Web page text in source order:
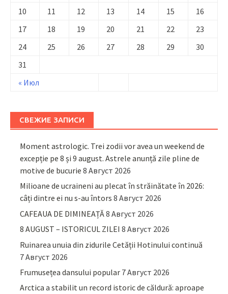
« Июл
10
11 12 13 14 15
16
17
18 19 20 21 22
23
24
25 26 27 28 29
30
31
СВЕЖИЕ ЗАПИСИ
Moment astrologic. Trei zodii vor avea un weekend de
excepție pe 8 și 9 august. Astrele anunță zile pline de
motive de bucurie 8 Август 2026
Milioane de ucraineni au plecat în străinătate în 2026:
câți dintre ei nu s-au întors 8 Август 2026
CAFEAUA DE DIMINEAȚĂ8 Август 2026
8 AUGUST – ISTORICUL ZILEI 8 Август 2026
Ruinarea unuia din zidurile Cetății Hotinului continuă
7 Август 2026
Frumusețea dansului popular 7 Август 2026
Arctica a stabilit un record istoric de căldură: aproape